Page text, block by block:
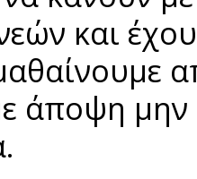
και
άποψη μην